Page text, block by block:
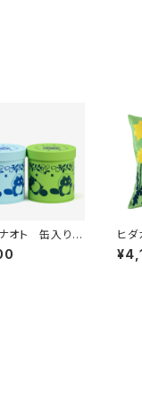
オト 缶入りチ
ト
ヒダ
ショ